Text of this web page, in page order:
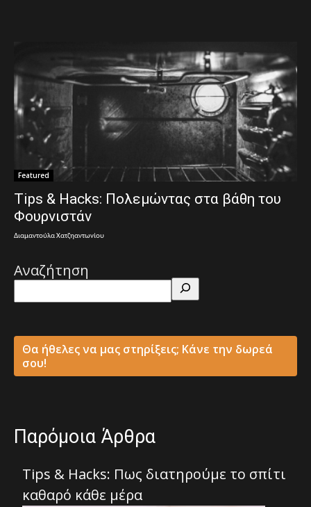
Featured
Tips & Hacks: Πολεμώντας στα βάθη του
Φουρνιστάν
Διαμαντούλα Χατζηαντωνίου
Αναζήτηση
Θα ήθελες να μας στηρίξεις; Κάνε την δωρεά
σου!
Παρόμοια Άρθρα
Tips & Hacks: Πως διατηρούμε το σπίτι
καθαρό κάθε μέρα